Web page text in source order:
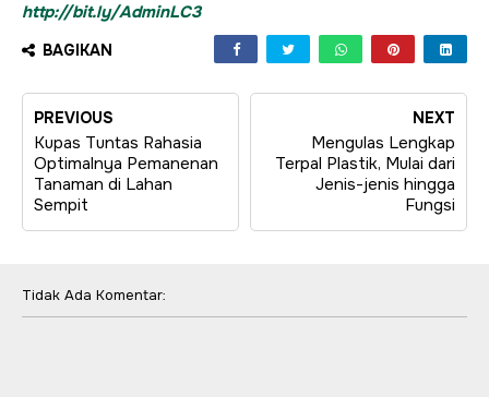
http://bit.ly/AdminLC3
BAGIKAN
NEXT
Mengulas Lengkap
Terpal Plastik, Mulai dari
Jenis-jenis hingga
Fungsi
PREVIOUS
Kupas Tuntas Rahasia
Optimalnya Pemanenan
Tanaman di Lahan
Sempit
Tidak Ada Komentar: